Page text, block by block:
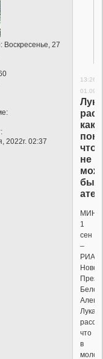
: Воскресенье, 27
2022г. 02:37
13:26
как
что
не
1
сен
–
РИА
что
в